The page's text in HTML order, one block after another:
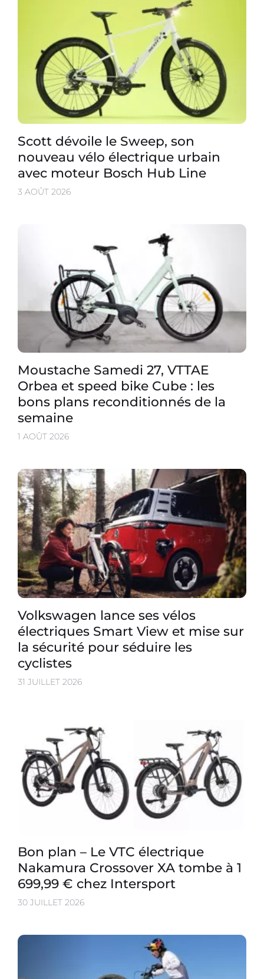
Scott dévoile le Sweep, son
nouveau vélo électrique urbain
avec moteur Bosch Hub Line
3 AOÛT 2026
Moustache Samedi 27, VTTAE
Orbea et speed bike Cube : les
bons plans reconditionnés de la
semaine
1 AOÛT 2026
Volkswagen lance ses vélos
électriques Smart View et mise sur
la sécurité pour séduire les
cyclistes
31 JUILLET 2026
Bon plan – Le VTC électrique
Nakamura Crossover XA tombe à 1
699,99 € chez Intersport
30 JUILLET 2026